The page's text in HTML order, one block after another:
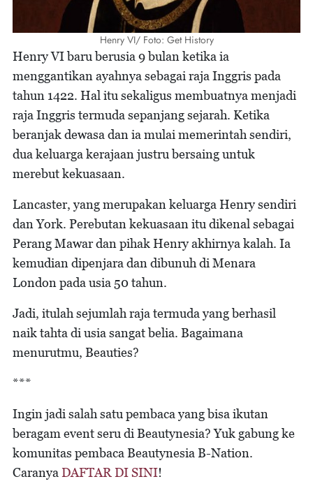
Henry VI/ Foto: Get History
Henry VI baru berusia 9 bulan ketika ia
menggantikan ayahnya sebagai raja Inggris pada
tahun 1422. Hal itu sekaligus membuatnya menjadi
raja Inggris termuda sepanjang sejarah. Ketika
beranjak dewasa dan ia mulai memerintah sendiri,
dua keluarga kerajaan justru bersaing untuk
merebut kekuasaan.
Lancaster, yang merupakan keluarga Henry sendiri
dan York. Perebutan kekuasaan itu dikenal sebagai
Perang Mawar dan pihak Henry akhirnya kalah. Ia
kemudian dipenjara dan dibunuh di Menara
London pada usia 50 tahun.
Jadi, itulah sejumlah raja termuda yang berhasil
naik tahta di usia sangat belia. Bagaimana
menurutmu, Beauties?
***
Ingin jadi salah satu pembaca yang bisa ikutan
beragam event seru di Beautynesia? Yuk gabung ke
komunitas pembaca Beautynesia B-Nation.
Caranya DAFTAR DI SINI!